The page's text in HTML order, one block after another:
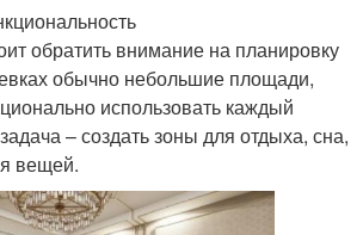
обратить внимание на планировку
обычно небольшие площади,
использовать каждый
– создать зоны для отдыха, сна,
вещей.